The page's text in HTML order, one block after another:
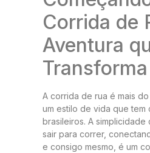
Corrida de
Aventura
A corrida de rua é mais
um estilo de vida que tem
brasileiros. A simplicidade
sair para correr,
e consigo mesmo, é um